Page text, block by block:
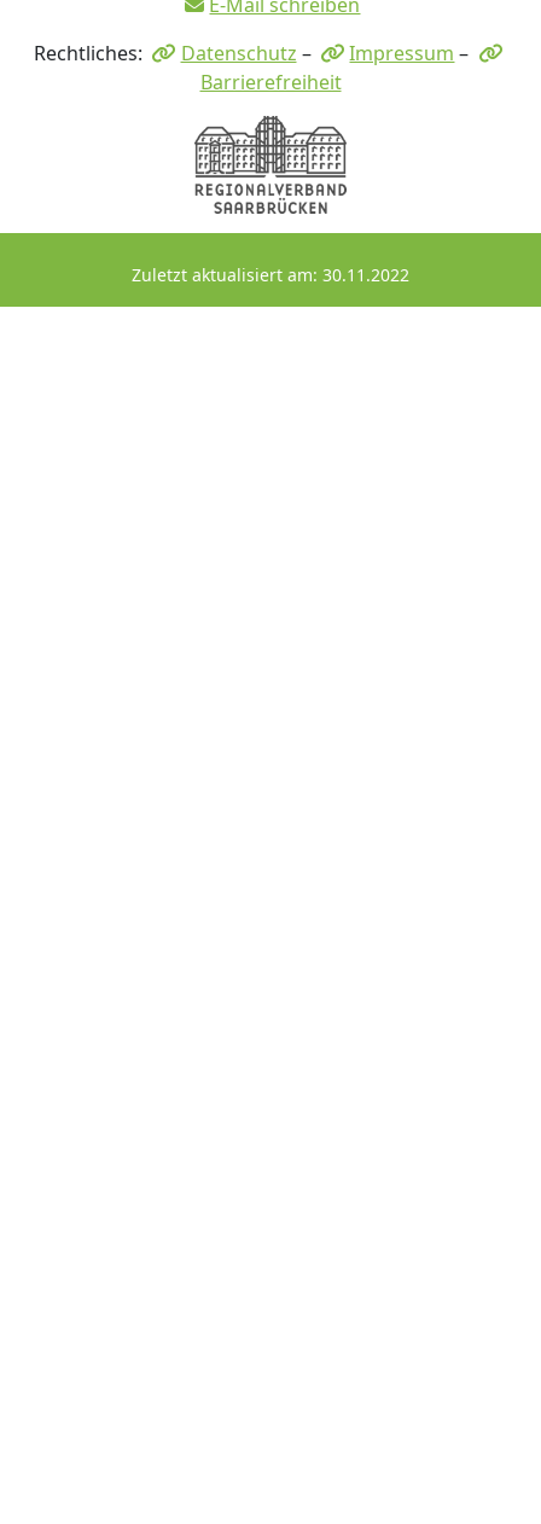
Rechtliches:
Datenschutz – Impressum –
Barrierefreiheit
Zuletzt aktualisiert am: 30.11.2022